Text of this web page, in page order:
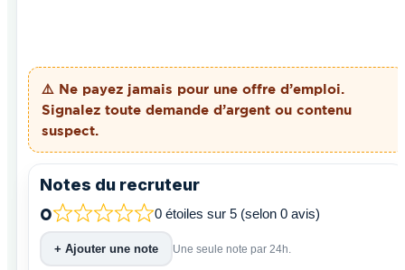
⚠️ Ne payez jamais pour une offre d’emploi.
Signalez toute demande d’argent ou contenu
suspect.
Notes du recruteur
0 0 étoiles sur 5 (selon 0 avis)
+ Ajouter une note Une seule note par 24h.